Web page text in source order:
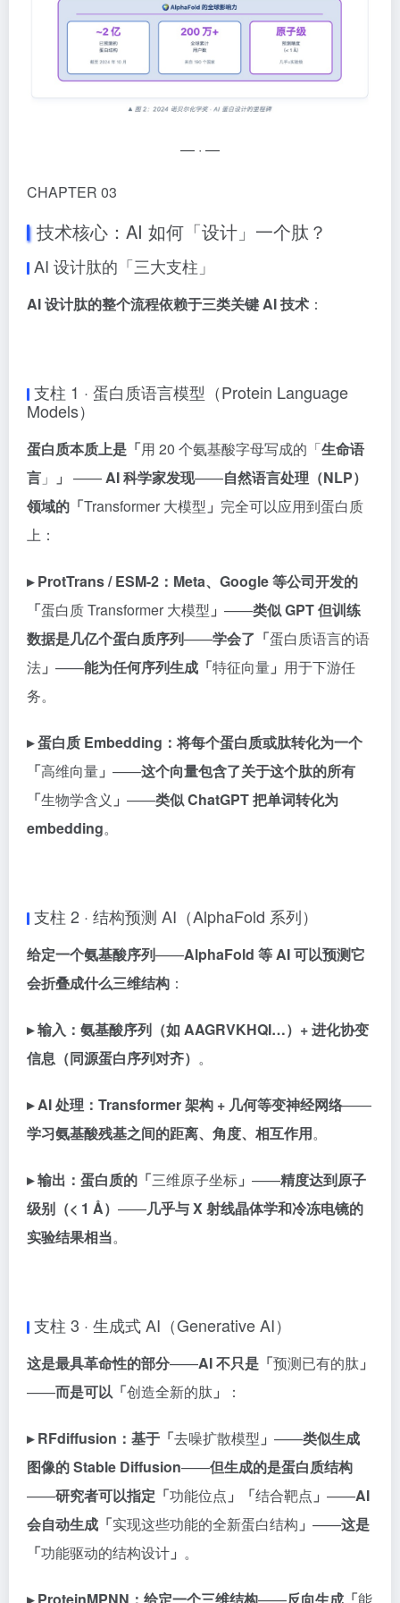
— · —
CHAPTER 03
技术核心：AI 如何「设计」一个肽？
AI 设计肽的「三大支柱」
AI 设计肽的整个流程依赖于三类关键 AI 技术 ：
支柱 1 · 蛋白质语言模型（Protein Language
Models）
蛋白质本质上是「用 20 个氨基酸字母写成的「生命语
言 」 」 ——AI 科学家发现——自然语言处理（NLP）
领域的「Transformer 大模型 」 完全可以应用到蛋白质
上：
▸ ProtTrans / ESM-2： Meta、Google 等公司开发的
「蛋白质 Transformer 大模型 」 ——类似 GPT 但训练
数据是几亿个蛋白质序列——学会了「蛋白质语言的语
法 」 ——能为任何序列生成「特征向量 」 用于下游任
务。
▸ 蛋白质 Embedding：将每个蛋白质或肽转化为一个
「高维向量 」 ——这个向量包含了关于这个肽的所有
「生物学含义 」 ——类似 ChatGPT 把单词转化为
embedding。
支柱 2 · 结构预测 AI（AlphaFold 系列）
给定一个氨基酸序列——AlphaFold 等 AI 可以预测它
会折叠成什么三维结构 ：
▸ 输入： 氨基酸序列（如 AAGRVKHQI…）+ 进化协变
信息（同源蛋白序列对齐） 。
▸ AI 处理： Transformer 架构 + 几何等变神经网络——
学习氨基酸残基之间的距离、角度、相互作用。
▸ 输出： 蛋白质的「三维原子坐标 」 ——精度达到原子
级别（< 1 Å） ——几乎与 X 射线晶体学和冷冻电镜的
实验结果相当。
支柱 3 · 生成式 AI（Generative AI）
这是最具革命性的部分——AI 不只是「预测已有的肽 」
——而是可以「创造全新的肽 」 ：
▸ RFdiffusion： 基于「去噪扩散模型 」 ——类似生成
图像的 Stable Diffusion——但生成的是蛋白质结构
——研究者可以指定「功能位点 」「结合靶点 」 ——AI
会自动生成「实现这些功能的全新蛋白结构 」 ——这是
「功能驱动的结构设计 」 。